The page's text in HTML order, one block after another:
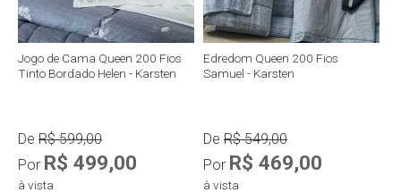
Jogo de Cama Queen 200 Fios
Tinto Bordado Helen - Karsten
De R$ 599,00
Por R$ 499,00
à vista
Edredom Queen 200 Fios
Samuel - Karsten
De R$ 549,00
Por R$ 469,00
à vista